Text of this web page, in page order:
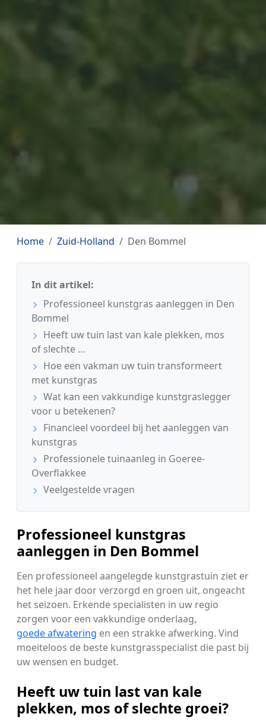
Home Zuid-Holland Den Bommel
In dit artikel:
Professioneel kunstgras aanleggen in Den
Bommel
Heeft uw tuin last van kale plekken, mos
of slechte …
Hoe een vakman uw tuin transformeert
met kunstgras
Wat kan een vakkundige kunstgraslegger
voor u betekenen?
Financieel voordeel bij het aanleggen van
kunstgras
Professionele tuinaanleg in Goeree-
Overflakkee
Veelgestelde vragen
Professioneel kunstgras
aanleggen in Den Bommel
Een professioneel aangelegde kunstgrastuin ziet er
het hele jaar door verzorgd en groen uit, ongeacht
het seizoen. Erkende specialisten in uw regio
zorgen voor een vakkundige onderlaag,
goede afwatering en een strakke afwerking. Vind
moeiteloos de beste kunstgrasspecialist die past bij
uw wensen en budget.
Heeft uw tuin last van kale
plekken, mos of slechte groei?